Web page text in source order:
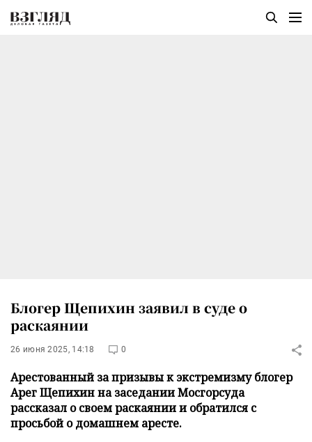
Блогер Щепихин заявил в суде о
раскаянии
26 июня 2025, 14:18 0
Арестованный за призывы к экстремизму блогер
Арег Щепихин на заседании Мосгорсуда
рассказал о своем раскаянии и обратился с
просьбой о домашнем аресте.